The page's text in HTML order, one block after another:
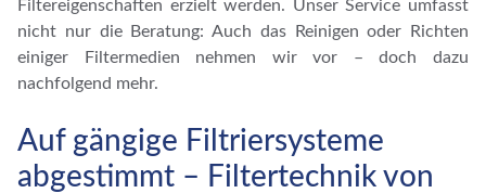
Filtereigenschaften erzielt werden. Unser Service umfasst
nicht nur die Beratung: Auch das Reinigen oder Richten
einiger Filtermedien nehmen wir vor – doch dazu
nachfolgend mehr.
Auf gängige Filtriersysteme
abgestimmt – Filtertechnik von